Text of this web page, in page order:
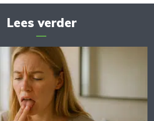
Lees verder